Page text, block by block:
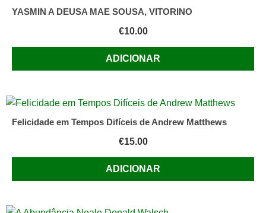
YASMIN A DEUSA MAE SOUSA, VITORINO
€10.00
ADICIONAR
Felicidade em Tempos Difíceis de Andrew Matthews
€15.00
ADICIONAR